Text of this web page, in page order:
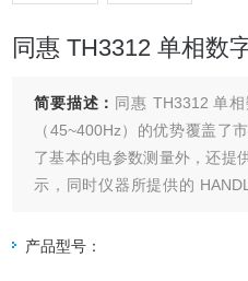
同惠 TH3312 单相数
简要描述： 同惠 TH3312 单
（45~400Hz）的优势覆盖了
了基本的电参数测量外，还提
示，同时仪器所提供的
和计算机远程操作提供了条件
产品型号：